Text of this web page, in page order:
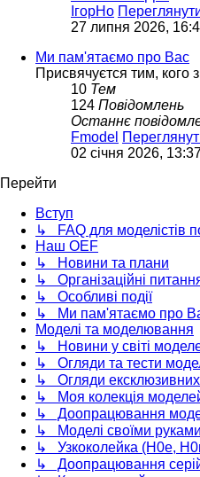
ІгорНо
27 липня 2026,
Ми пам'ятаємо про Вас
Присвячуєтся тим, кого
10 Тем
124 Повідомлень
Останнє
Fmodel
02 січня 2026,
Перейти
Вступ
↳ FAQ для моделістів
Наш OEF
↳ Новини та плани
↳ Організаційні
↳ Особливі події
↳ Ми пам'ятаємо про
Моделі та моделювання
↳ Новини у світі
↳ Огляди та тести
↳ Огляди
↳ Моя колекція
↳ Доопрацювання
↳ Моделі своїми руками
↳ Узкоколейка (H0e,
↳ Доопрацювання